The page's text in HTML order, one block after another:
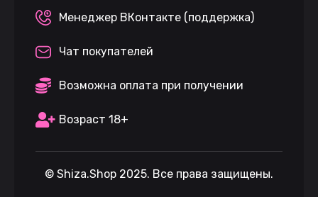
Менеджер ВКонтакте (поддержка)
Чат покупателей
Возможна оплата при получении
Возраст 18+
© Shiza.Shop 2025. Все права защищены.